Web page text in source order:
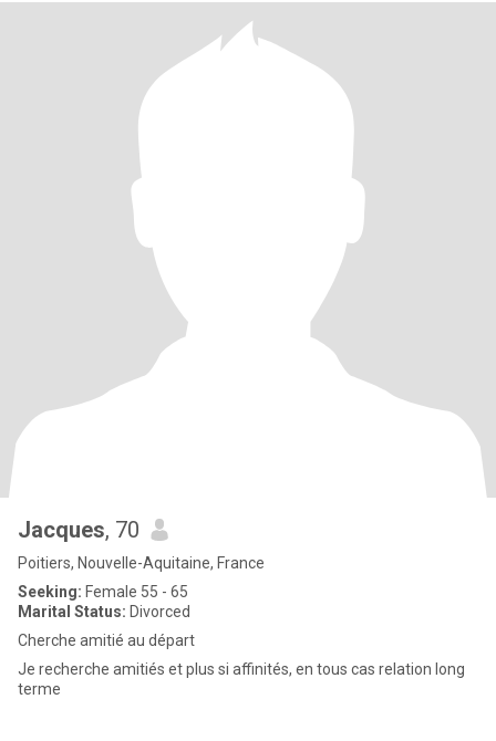
Jacques, 70
Poitiers, Nouvelle-Aquitaine, France
Seeking: Female 55 - 65
Marital Status: Divorced
Cherche amitié au départ
Je recherche amitiés et plus si affinités, en tous cas relation long
terme